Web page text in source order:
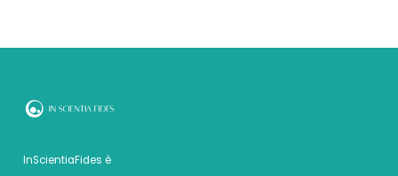
InScientiaFides è